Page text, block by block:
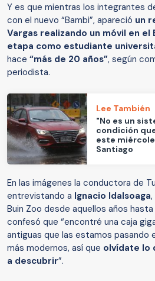
Y es que mientras los integrantes
con el nuevo “Bambi”, apareció un
Vargas realizando un móvil en el
etapa como estudiante
hace “más de 20 años”, según
periodista.
Lee También
"No es un
condición
este
Santiago
En las imágenes la conductora de
entrevistando a Ignacio Idalsoaga
Buin Zoo desde aquellos años
confesó que “encontré una caja
antiguas que las estamos pasando
más modernos, así que olvídate lo
a descubrir”.